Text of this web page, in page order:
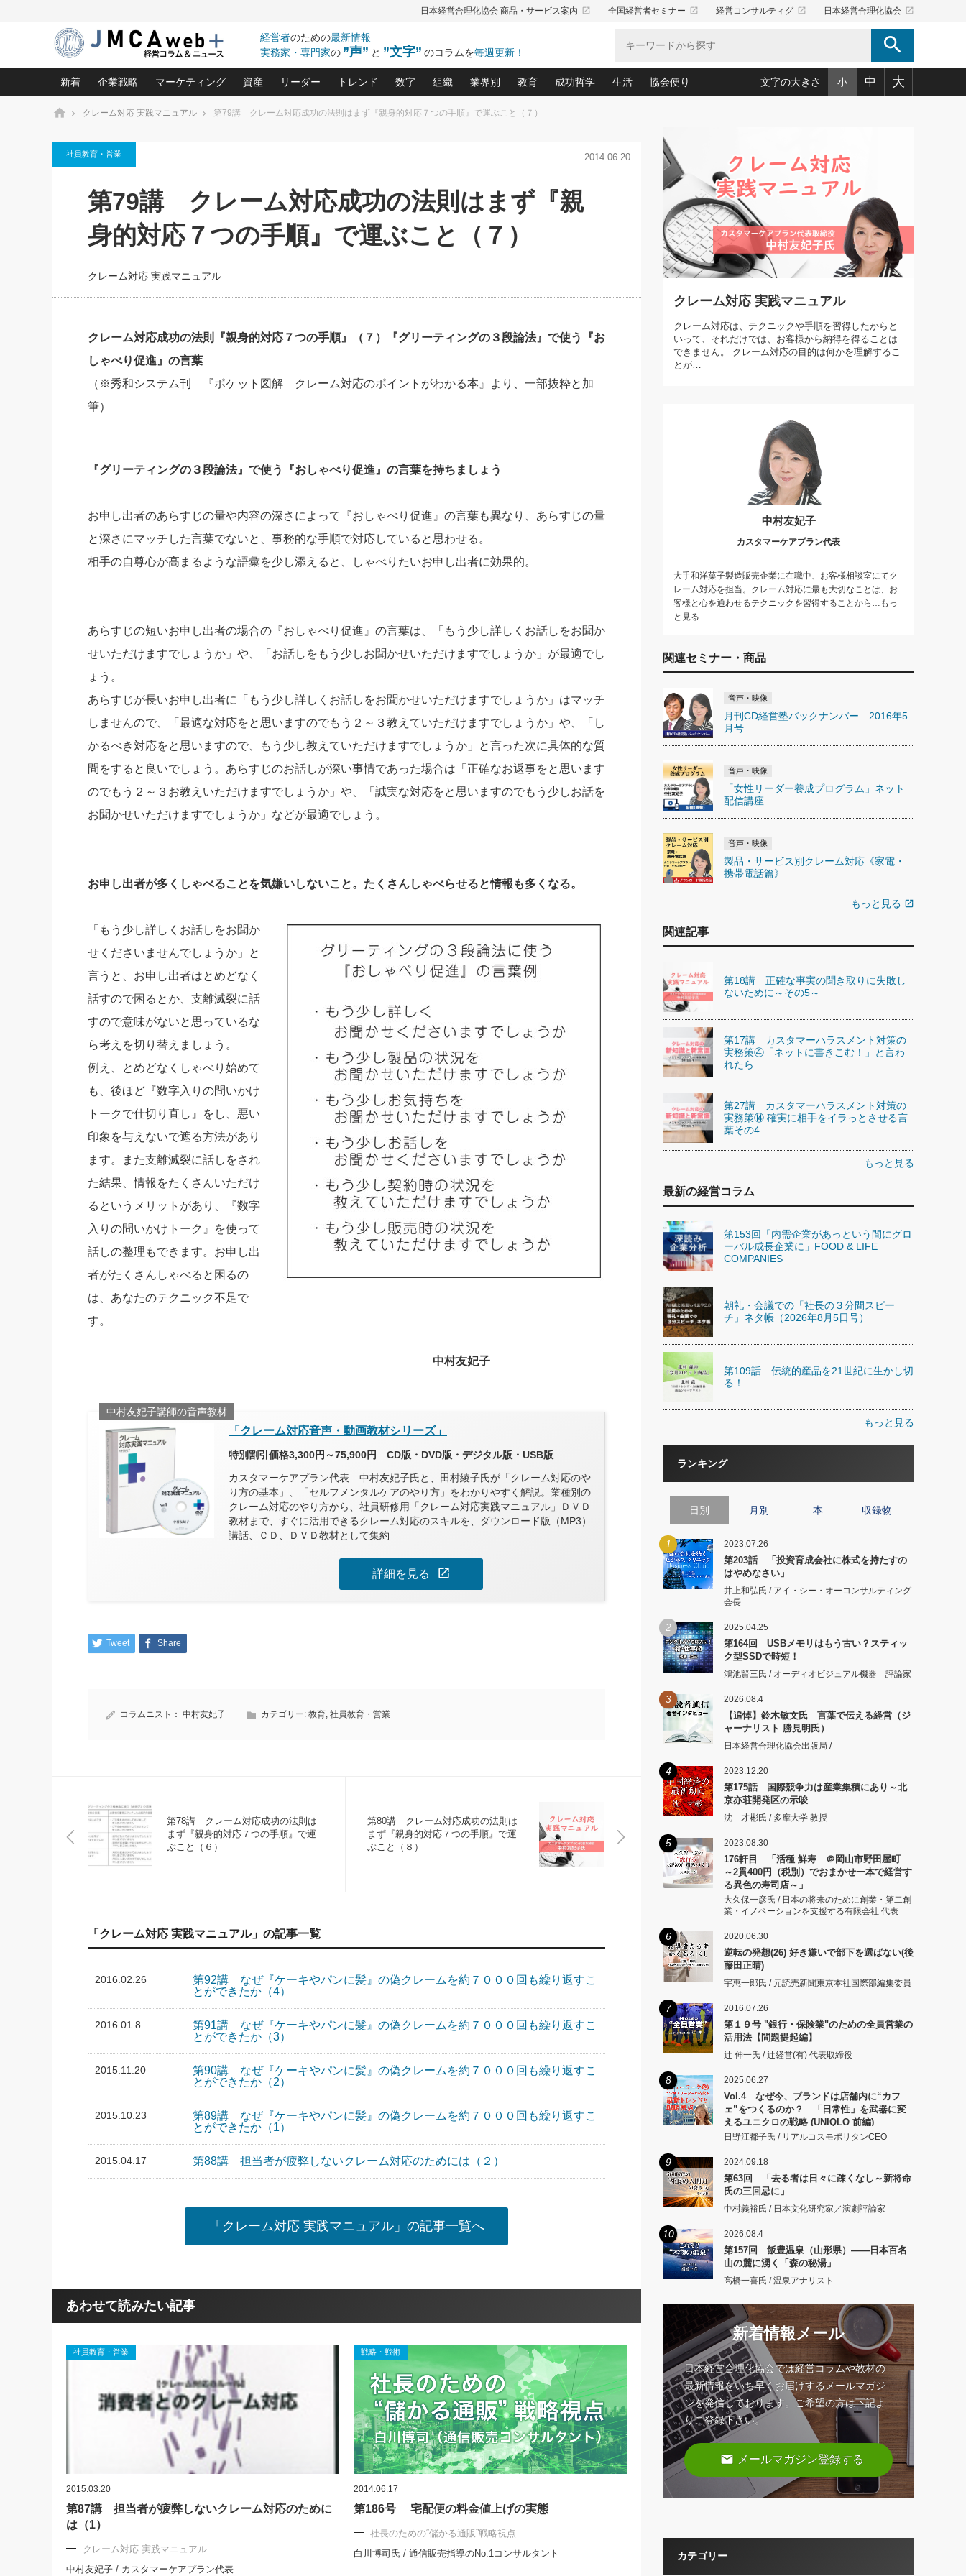
日本経営合理化協会 商品・サービス案内 launch 全国経営者セミナー launch 経営コンサルティグ launch 日本経営合理化協会 launch
経営者のための最新情報
実務家・専門家の ”声” と ”文字” のコラムを毎週更新！ search
新着
第153回「内需企業があっとい
う間にグローバル成長企業に」
FOOD & LIFE COMPANIES
朝礼・会議での「社長の３分間
日号）
2026.08.5
第109話 伝統的産品を21世紀
に生かし切る！
2026.08.5
社長は「能力」の前に「資質」
が大事／社長業ネクスト #445
もっとみる
企業戦略
中小企業の「１位づくり」戦略(96)
利益を最大化する「業務改善」横田尚哉氏(5)
強い会社を築く ビジネス・クリニック(240)
日本レーザー「人を大切にしながら利益を上げる経営」の極意
(3)
武器としてのM&A入門(3)
社長のための“儲かる通販”戦略視点(151)
継続経営 百話百行(85)
マーケティング
ロングセラーの玉手箱(9)
大復活＆快進撃！ユニバーサルスタジオジャパンの成功要因と
は(5)
資産
中国経済の最新動向(204)
事業承継の前に、決めておきたい、知っておきたい、やってお
きたいコト(12)
会社と社長のための資産管理講座(95)
リーダー
ピョートル・F・グジバチの『経営戦略の新常識』(12)
指導者たる者かくあるべし(635)
朝礼・会議での「社長の３分間スピーチ」ネタ帳(159)
次もあなたにお願いしたいと思われる「一流の仕事術」(28)
社長の右腕をつくる 人と組織を動かす(200)
トレンド
北村森の「今月のヒット商品」(109)
次の売れ筋をつかむ術(102)
社長のメシの種 4.0(206)
数字
おカネが残る決算書にするために、やっておきたいこと(34)
会社を守り抜くための緊急対策(100)
強い決算書の会社はココが違う！(36)
損益分岐点を下げる、Ｐ／Ｌ不況時代の新戦略(12)
銀行交渉はこうしなさい！(12)
組織
職場の生産性を下げるハラスメントの予防策(10)
賃金決定の定石(68)
顧客・社員・社会から支持される「ウェルビーイング経営入
門」(23)
業界別
大久保一彦の“流行る”お店の仕組みづくり(210)
柿内幸夫─社長のための現場改善(174)
教育
あなただからお願いしたいと思われる 気配りの達人(127)
クレーム対応 実践マニュアル(92)
クレーム対応の新知識と新常識(57)
デキル社員に育てる！ 社員教育の決め手(203)
東川鷹年の「中小企業の人育て」(38)
社長のための“全員営業”(30)
成功哲学
中国哲学に学ぶ 不況は会社守成の好機(38)
令和時代の「社長の人間力の磨き方」(86)
先人の名句名言の教え 東洋思想に学ぶ経営学(132)
渡部昇一の「日本の指導者たち」(32)
経営に活かす“十八史略”(30)
生活
おのころ心平の ──社長のための「か・ら・だマネジメント」
(50)
デジタルＡＶを味方に！新・仕事術(180)
リーダー脳の鍛え方(32)
ワインを楽しむ基礎レッスン(12)
必読！社長が読むべき今月の4冊(88)
眼と耳で楽しむ読書術(162)
社長の「氣」(30)
米国スポーツ・ビジネスに学ぶ心理学(98)
高橋一喜の『これぞ！"本物の温泉"』(157)
協会便り
「愛読者通信」著者インタビュー(44)
ビジネス見聞録 経営ニュース(100)
作間信司の経営無形庵(けいえいむぎょうあん)(166)
経営セミナー情報局(1)
繁栄への着眼点 牟田太陽(76)
講話を聞いて学ぼう 実学・耳学・磨く「ミミガク」のすすめ
(7)
文字の大きさ 小 中 大
ホーム クレーム対応 実践マニュアル 第79講 クレーム対応成功の法則はまず『親身的対応７つの手順』で運ぶこと（７）
社員教育・営業 2014.06.20
第79講 クレーム対応成功の法則はまず『親
身的対応７つの手順』で運ぶこと（７）
クレーム対応 実践マニュアル
クレーム対応成功の法則『親身的対応７つの手順』（７）『グリーティングの３段論法』で使う『お
しゃべり促進』の言葉
（※秀和システム刊 『ポケット図解 クレーム対応のポイントがわかる本』より、一部抜粋と加
筆）
『グリーティングの３段論法』で使う『おしゃべり促進』の言葉を持ちましょう
お申し出者のあらすじの量や内容の深さによって『おしゃべり促進』の言葉も異なり、あらすじの量
と深さにマッチした言葉でないと、事務的な手順で対応していると思わせる。
相手の自尊心が高まるような語彙を少し添えると、しゃべりたいお申し出者に効果的。
あらすじの短いお申し出者の場合の『おしゃべり促進』の言葉は、「もう少し詳しくお話しをお聞か
せいただけますでしょうか」や、「お話しをもう少しお聞かせいただけますでしょうか」が最適でし
ょう。
あらすじが長いお申し出者に「もう少し詳しくお話しをお聞かせいただけますでしょうか」はマッチ
しませんので、「最適な対応をと思いますのでもう２～３教えていただけますでしょうか」や、「し
かるべき対応をと思いますので、もう少し教えていただけますでしょうか」と言った次に具体的な質
問をすると良いでしょう。あらすじのお話しが深い事情であった場合は「正確なお返事をと思います
のでもう２～３お教えいただけますでしょうか」や、「誠実な対応をと思いますのでもう少しお話を
お聞かせいただけますでしょうか」などが最適でしょう。
お申し出者が多くしゃべることを気嫌いしないこと。たくさんしゃべらせると情報も多くなる。
「もう少し詳しくお話しをお聞か
せくださいませんでしょうか」と
言うと、お申し出者はとめどなく
話すので困るとか、支離滅裂に話
すので意味がないと思っているな
ら考えを切り替えましょう。
例え、とめどなくしゃべり始めて
も、後ほど『数字入りの問いかけ
トークで仕切り直し』をし、悪い
印象を与えないで遮る方法があり
ます。また支離滅裂に話しをされ
た結果、情報をたくさんいただけ
るというメリットがあり、『数字
入りの問いかけトーク』を使って
話しの整理もできます。お申し出
者がたくさんしゃべると困るの
は、あなたのテクニック不足で
す。
中村友妃子
中村友妃子講師の音声教材
「クレーム対応音声・動画教材シリーズ」
特別割引価格3,300円～75,900円 CD版・DVD版・デジタル版・USB版
カスタマーケアプラン代表 中村友妃子氏と、田村綾子氏が「クレーム対応のや
り方の基本」、「セルフメンタルケアのやり方」をわかりやすく解説。業種別の
クレーム対応のやり方から、社員研修用「クレーム対応実践マニュアル」ＤＶＤ
教材まで、すぐに活用できるクレーム対応のスキルを、ダウンロード版（MP3）
講話、ＣＤ、ＤＶＤ教材として集約
詳細を見る open_in_new
Tweet Share
コラムニスト： 中村友妃子 カテゴリー: 教育 社員教育・営業
第78講 クレーム対応成功の法則は
まず『親身的対応７つの手順』で運
ぶこと（６）
第80講 クレーム対応成功の法則は
まず『親身的対応７つの手順』で運
ぶこと（８）
「クレーム対応 実践マニュアル」の記事一覧
2016.02.26
第92講 なぜ『ケーキやパンに髪』の偽クレームを約７０００回も繰り返すこ
とができたか（4）
2016.01.8
第91講 なぜ『ケーキやパンに髪』の偽クレームを約７０００回も繰り返すこ
とができたか（3）
2015.11.20
第90講 なぜ『ケーキやパンに髪』の偽クレームを約７０００回も繰り返すこ
とができたか（2）
2015.10.23
第89講 なぜ『ケーキやパンに髪』の偽クレームを約７０００回も繰り返すこ
とができたか（1）
2015.04.17 第88講 担当者が疲弊しないクレーム対応のためには（２）
「クレーム対応 実践マニュアル」の記事一覧へ
あわせて読みたい記事
社員教育・営業
2015.03.20
第87講 担当者が疲弊しないクレーム対応のために
は（1）
クレーム対応 実践マニュアル
中村友妃子 / カスタマーケアプラン代表
戦略・戦術
2014.06.17
第186号 宅配便の料金値上げの実態
社長のための“儲かる通販”戦略視点
白川博司氏 / 通信販売指導のNo.1コンサルタント
クレーム対応 実践マニュアル
クレーム対応は、テクニックや手順を習得したからと
いって、それだけでは、お客様から納得を得ることは
できません。 クレーム対応の目的は何かを理解するこ
とが…
中村友妃子
カスタマーケアプラン代表
大手和洋菓子製造販売企業に在職中、お客様相談室にてク
レーム対応を担当。クレーム対応に最も大切なことは、お
客様と心を通わせるテクニックを習得することから…もっ
と見る
関連セミナー・商品
音声・映像
月刊CD経営塾バックナンバー 2016年5
月号
音声・映像
「女性リーダー養成プログラム」ネット
配信講座
音声・映像
製品・サービス別クレーム対応《家電・
携帯電話篇》
もっと見る open_in_new
関連記事
第18講 正確な事実の聞き取りに失敗し
ないために～その5～
第17講 カスタマーハラスメント対策の
実務策④「ネットに書きこむ！」と言わ
れたら
第27講 カスタマーハラスメント対策の
実務策⑭ 確実に相手をイラっとさせる言
葉その4
もっと見る
最新の経営コラム
第153回「内需企業があっという間にグロ
ーバル成長企業に」FOOD & LIFE
COMPANIES
朝礼・会議での「社長の３分間スピー
チ」ネタ帳（2026年8月5日号）
第109話 伝統的産品を21世紀に生かし切
る！
もっと見る
ランキング
日別 月別 本 収録物
1 2023.07.26
第203話 「投資育成会社に株式を持たすの
はやめなさい」
井上和弘氏 / アイ・シー・オーコンサルティング
会長
2 2025.04.25
第164回 USBメモリはもう古い？スティッ
ク型SSDで時短！
鴻池賢三氏 / オーディオビジュアル機器 評論家
3 2026.08.4
【追悼】鈴木敏文氏 言葉で伝える経営（ジ
ャーナリスト 勝見明氏）
日本経営合理化協会出版局 /
4 2023.12.20
第175話 国際競争力は産業集積にあり～北
京亦荘開発区の示唆
沈 才彬氏 / 多摩大学 教授
5 2023.08.30
176軒目 「活種 鮮寿 ＠岡山市野田屋町
～2貫400円（税別）でおまかせ一本で経営す
る異色の寿司店～」
大久保一彦氏 / 日本の将来のために創業・第二創
業・イノベーションを支援する有限会社 代表
6 2020.06.30
逆転の発想(26) 好き嫌いで部下を選ばない(後
藤田正晴)
宇惠一郎氏 / 元読売新聞東京本社国際部編集委員
7 2016.07.26
第１９号 "銀行・保険業"のための全員営業の
活用法【問題提起編】
辻 伸一氏 / 辻経営(有) 代表取締役
8 2025.06.27
Vol.4 なぜ今、ブランドは店舗内に“カフ
ェ”をつくるのか？ ─「日常性」を武器に変
えるユニクロの戦略 (UNIQLO 前編)
日野江都子氏 / リアルコスモポリタンCEO
9 2024.09.18
第63回 「去る者は日々に疎くなし～新将命
氏の三回忌に」
中村義裕氏 / 日本文化研究家／演劇評論家
10 2026.08.4
第157回 飯豊温泉（山形県）――日本百名
山の麓に湧く「森の秘湯」
高橋一喜氏 / 温泉アナリスト
新着情報メール
日本経営合理化協会では経営コラムや教材の
最新情報をいち早くお届けするメールマガジ
ンを発信しております。ご希望の方は下記よ
りご登録下さい。
email メールマガジン登録する
カテゴリー